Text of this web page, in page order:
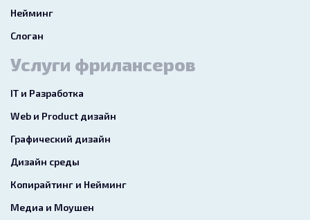
Нейминг
Слоган
Услуги фрилансеров
IT и Разработка
Web и Product дизайн
Графический дизайн
Дизайн среды
Копирайтинг и Нейминг
Медиа и Моушен